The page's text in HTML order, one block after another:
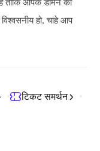
ताकि आपके डोमेन का
हो, चाहे आप
टिकट समर्थन